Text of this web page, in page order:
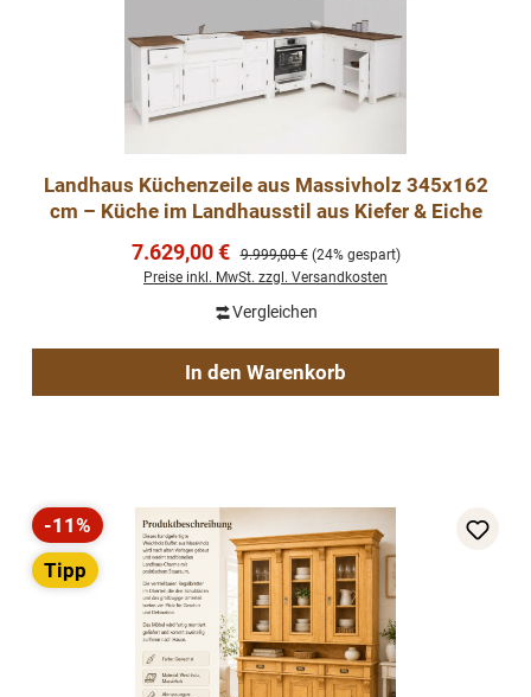
Landhaus Küchenzeile aus Massivholz 345x162
cm – Küche im Landhausstil aus Kiefer & Eiche
Verkaufspreis:
7.629,00 € Regulärer Preis:
9.999,00 € (24% gespart)
Preise inkl. MwSt. zzgl. Versandkosten
Vergleichen
In den Warenkorb
Rabatt
-11%
Tipp